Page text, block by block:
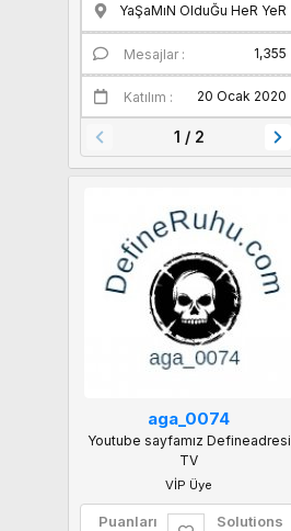
Konum
YaŞaMıN OlduĞu HeR YeR
Mesajlar 1,355
Katılım 20 Ocak 2020
1 / 2
aga_0074
Youtube sayfamız Defineadresi
TV
VİP Üye
Puanları
Solutions